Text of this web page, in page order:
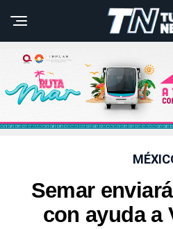
Semar
con ayuda a